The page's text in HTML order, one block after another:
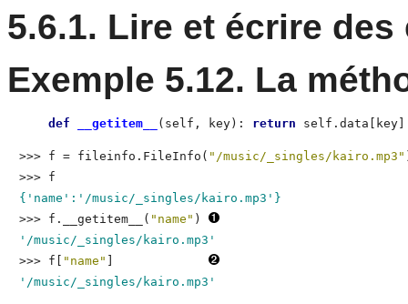
5.6.1. Lire et écrire des
Exemple 5.12. La
def __getitem__ (self, key): return self.data[key]
>>> f = fileinfo.FileInfo( "/music/_singles/kairo.mp3"
>>> f
{'name':'/music/_singles/kairo.mp3'}
>>> f.__getitem__( "name" )
'/music/_singles/kairo.mp3'
>>> f[ "name"
'/music/_singles/kairo.mp3'